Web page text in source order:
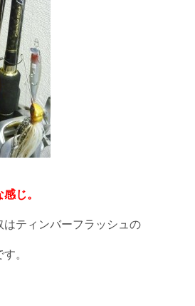
じ。
ティンバーフラッシュの
。